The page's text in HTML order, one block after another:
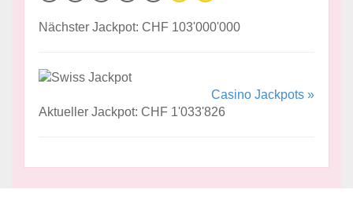
Nächster Jackpot: CHF 103'000'000
Casino Jackpots »
Aktueller Jackpot: CHF 1'033'826